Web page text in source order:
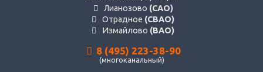
Лианозово (САО)
Отрадное (СВАО)
Измайлово (ВАО)
8 (495) 223-38-90
(многоканальный)